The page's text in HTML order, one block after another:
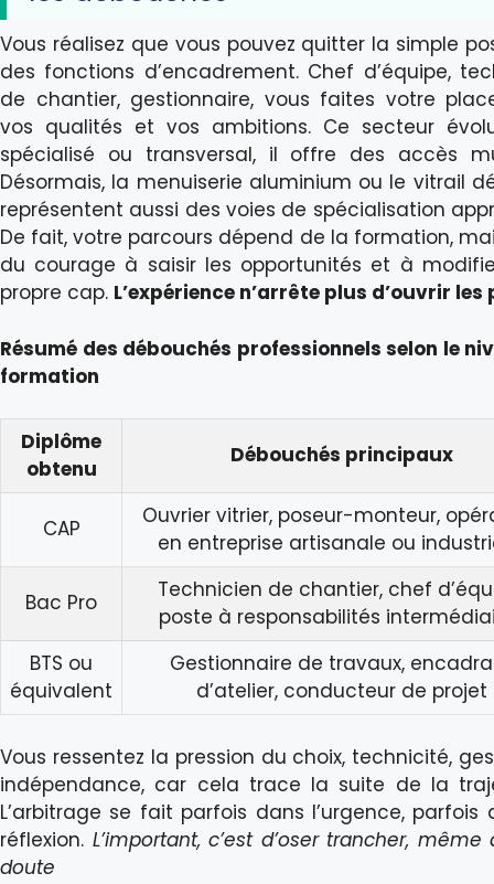
Vous réalisez que vous pouvez quitter la simple
des fonctions d’encadrement. Chef d’équipe,
de chantier, gestionnaire, vous faites votre
vos qualités et vos ambitions. Ce secteur
spécialisé ou transversal, il offre des accès
Désormais, la menuiserie aluminium ou le vitrail
représentent aussi des voies de spécialisation
De fait, votre parcours dépend de la formation,
du courage à saisir les opportunités et à
propre cap. L’expérience n’arrête plus d’ouvrir les
Résumé des débouchés professionnels selon le
formation
Diplôme
obtenu
Débouchés principaux
CAP
Ouvrier vitrier, poseur-monteur,
en entreprise artisanale ou
Bac Pro
Technicien de chantier, chef
poste à responsabilités
BTS ou
équivalent
Gestionnaire de travaux,
d’atelier, conducteur de projet
Vous ressentez la pression du choix, technicité,
indépendance, car cela trace la suite de la
L’arbitrage se fait parfois dans l’urgence, parfois
réflexion. L’important, c’est d’oser trancher, même
doute